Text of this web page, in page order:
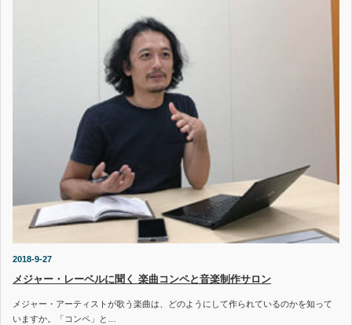
2018-9-27
メジャー・レーベルに聞く 楽曲コンペと音楽制作サロン
メジャー・アーティストが歌う楽曲は、どのようにして作られているのかを知って
いますか。「コンペ」と…